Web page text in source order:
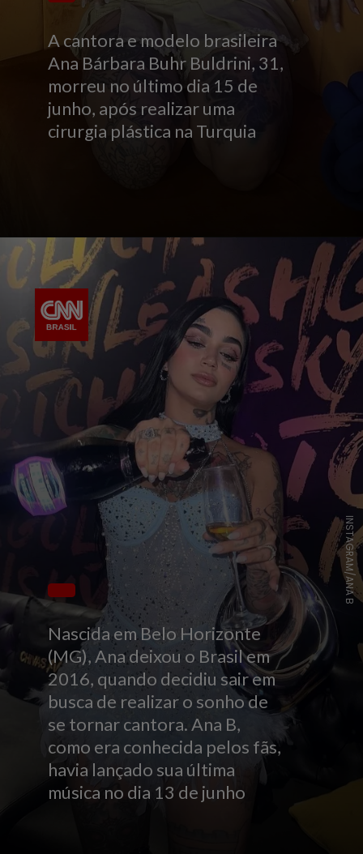
A cantora e modelo brasileira
Ana Bárbara Buhr Buldrini, 31,
morreu no último dia 15 de
junho, após realizar uma
cirurgia plástica na Turquia
Nascida em Belo Horizonte
(MG), Ana deixou o Brasil em
2016, quando decidiu sair em
busca de realizar o sonho de
se tornar cantora. Ana B,
como era conhecida pelos fãs,
havia lançado sua última
música no dia 13 de junho
INSTAGRAM/ANA B